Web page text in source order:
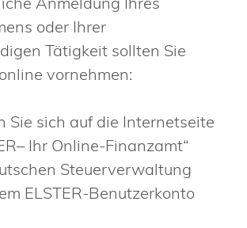
oder Ihrer
Tätigkeit sollten Sie
vornehmen:
Sie sich auf die Internetseite
Ihr Online-Finanzamt“
Steuerverwaltung
ELSTER-Benutzerkonto